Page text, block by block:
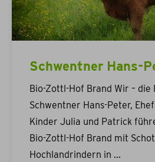
Schwentner Hans-
Bio-Zottl-Hof Brand Wir – die
Schwentner Hans-Peter,
Kinder Julia und Patrick
Bio-Zottl-Hof Brand mit
Hochlandrindern in